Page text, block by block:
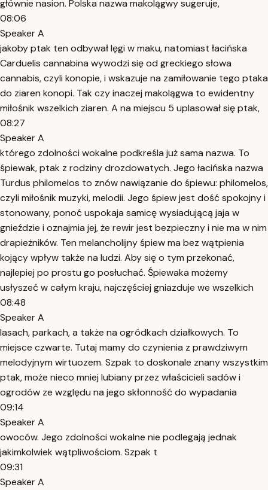
głównie nasion. Polska nazwa makolągwy sugeruje,
08:06
Speaker A
jakoby ptak ten odbywał lęgi w maku, natomiast łacińska
Carduelis cannabina wywodzi się od greckiego słowa
cannabis, czyli konopie, i wskazuje na zamiłowanie tego ptaka
do ziaren konopi. Tak czy inaczej makolągwa to ewidentny
miłośnik wszelkich ziaren. A na miejscu 5 uplasował się ptak,
08:27
Speaker A
którego zdolności wokalne podkreśla już sama nazwa. To
śpiewak, ptak z rodziny drozdowatych. Jego łacińska nazwa
Turdus philomelos to znów nawiązanie do śpiewu: philomelos,
czyli miłośnik muzyki, melodii. Jego śpiew jest dość spokojny i
stonowany, ponoć uspokaja samicę wysiadującą jaja w
gnieździe i oznajmia jej, że rewir jest bezpieczny i nie ma w nim
drapieżników. Ten melancholijny śpiew ma bez wątpienia
kojący wpływ także na ludzi. Aby się o tym przekonać,
najlepiej po prostu go posłuchać. Śpiewaka możemy
usłyszeć w całym kraju, najczęściej gniazduje we wszelkich
08:48
Speaker A
lasach, parkach, a także na ogródkach działkowych. To
miejsce czwarte. Tutaj mamy do czynienia z prawdziwym
melodyjnym wirtuozem. Szpak to doskonale znany wszystkim
ptak, może nieco mniej lubiany przez właścicieli sadów i
ogrodów ze względu na jego skłonność do wypadania
09:14
Speaker A
owoców. Jego zdolności wokalne nie podlegają jednak
jakimkolwiek wątpliwościom. Szpak t
09:31
Speaker A